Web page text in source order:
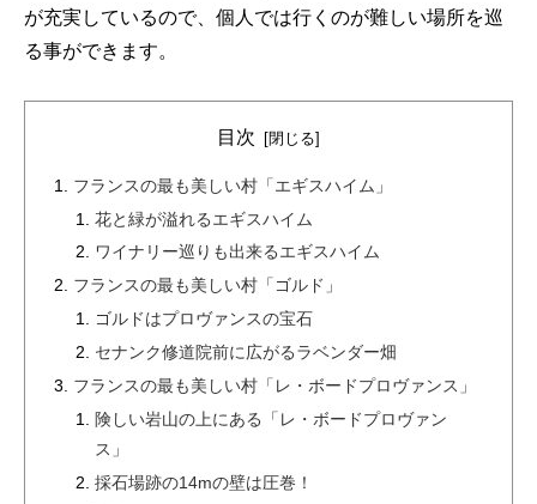
が充実しているので、個人では行くのが難しい場所を巡
る事ができます。
目次
フランスの最も美しい村「エギスハイム」
花と緑が溢れるエギスハイム
ワイナリー巡りも出来るエギスハイム
フランスの最も美しい村「ゴルド」
ゴルドはプロヴァンスの宝石
セナンク修道院前に広がるラベンダー畑
フランスの最も美しい村「レ・ボードプロヴァンス」
険しい岩山の上にある「レ・ボードプロヴァン
ス」
採石場跡の14mの壁は圧巻！